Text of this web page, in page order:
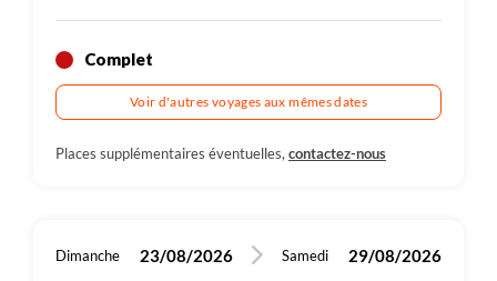
Complet
Voir d'autres voyages aux mêmes dates
Places supplémentaires éventuelles, contactez-nous
Dimanche 23/08/2026 Samedi 29/08/2026